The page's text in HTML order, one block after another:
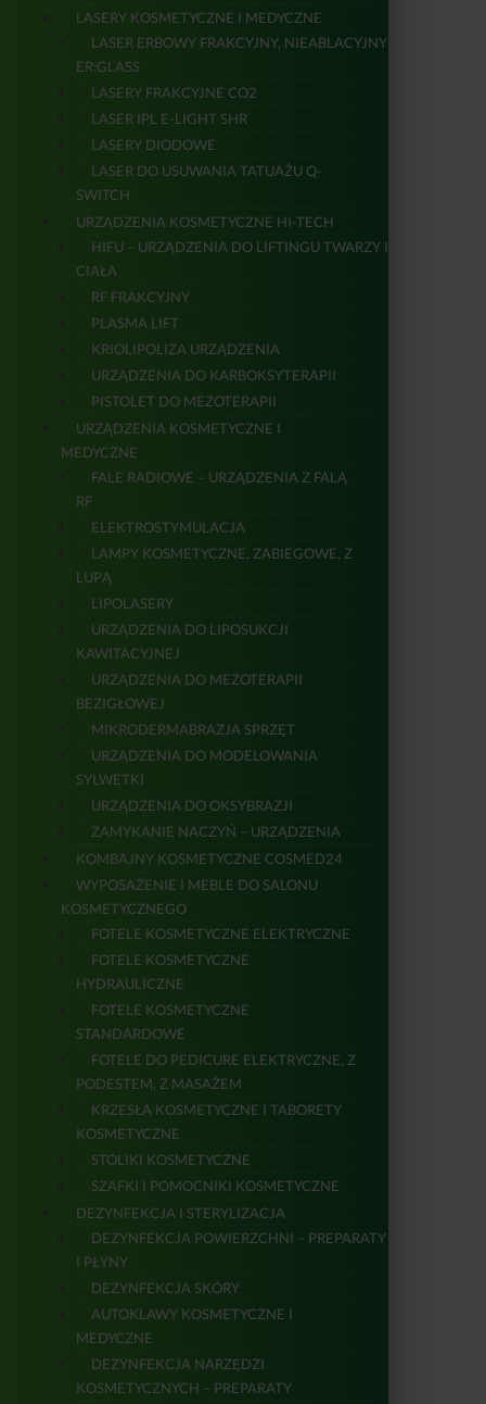
LASERY KOSMETYCZNE I MEDYCZNE
LASER ERBOWY FRAKCYJNY, NIEABLACYJNY
ER:GLASS
LASERY FRAKCYJNE CO2
LASER IPL E-LIGHT SHR
LASERY DIODOWE
LASER DO USUWANIA TATUAŻU Q-
SWITCH
URZĄDZENIA KOSMETYCZNE HI-TECH
HIFU – URZĄDZENIA DO LIFTINGU TWARZY I
CIAŁA
RF FRAKCYJNY
PLASMA LIFT
KRIOLIPOLIZA URZĄDZENIA
URZĄDZENIA DO KARBOKSYTERAPII
PISTOLET DO MEZOTERAPII
URZĄDZENIA KOSMETYCZNE I
MEDYCZNE
FALE RADIOWE – URZĄDZENIA Z FALĄ
RF
ELEKTROSTYMULACJA
LAMPY KOSMETYCZNE, ZABIEGOWE, Z
LUPĄ
LIPOLASERY
URZĄDZENIA DO LIPOSUKCJI
KAWITACYJNEJ
URZĄDZENIA DO MEZOTERAPII
BEZIGŁOWEJ
MIKRODERMABRAZJA SPRZĘT
URZĄDZENIA DO MODELOWANIA
SYLWETKI
URZĄDZENIA DO OKSYBRAZJI
ZAMYKANIE NACZYŃ – URZĄDZENIA
KOMBAJNY KOSMETYCZNE COSMED24
WYPOSAŻENIE I MEBLE DO SALONU
KOSMETYCZNEGO
FOTELE KOSMETYCZNE ELEKTRYCZNE
FOTELE KOSMETYCZNE
HYDRAULICZNE
FOTELE KOSMETYCZNE
STANDARDOWE
FOTELE DO PEDICURE ELEKTRYCZNE, Z
PODESTEM, Z MASAŻEM
KRZESŁA KOSMETYCZNE I TABORETY
KOSMETYCZNE
STOLIKI KOSMETYCZNE
SZAFKI I POMOCNIKI KOSMETYCZNE
DEZYNFEKCJA I STERYLIZACJA
DEZYNFEKCJA POWIERZCHNI – PREPARATY
I PŁYNY
DEZYNFEKCJA SKÓRY
AUTOKLAWY KOSMETYCZNE I
MEDYCZNE
DEZYNFEKCJA NARZĘDZI
KOSMETYCZNYCH – PREPARATY